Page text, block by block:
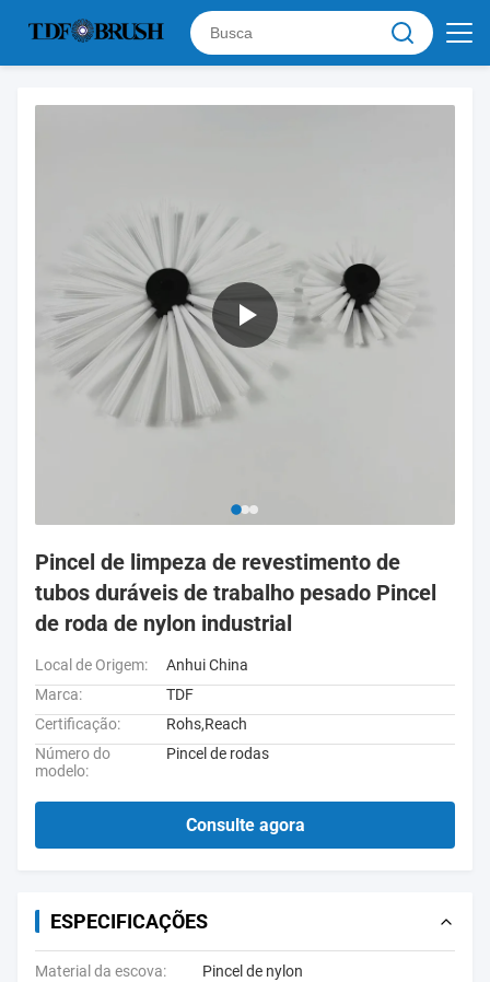
Pincel de limpeza de revestimento de
tubos duráveis de trabalho pesado Pincel
de roda de nylon industrial
Local de Origem:
Anhui China
Marca:
TDF
Certificação:
Rohs,Reach
Número do
modelo:
Pincel de rodas
Consulte agora
ESPECIFICAÇÕES
Material da escova: Pincel de nylon